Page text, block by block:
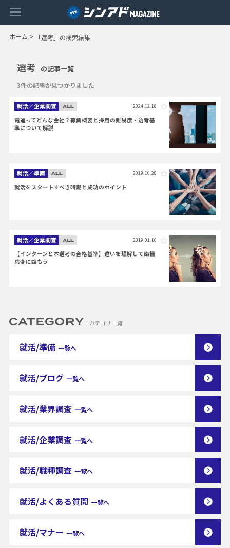
ホーム > 「選考」の検索結果
選考 の記事一覧
3件の記事が見つかりました
就活／企業調査 2024.12.18
電通ってどんな会社？募集概要と採用の難易度・選考基
準について解説
就活／準備 2019.10.28
就活をスタートすべき時期と成功のポイント
就活／企業調査 2019.01.16
【インターンと本選考の合格基準】違いを理解して臨機
応変に臨もう
カテゴリ一覧
就活/準備 一覧へ
就活/ブログ 一覧へ
就活/業界調査 一覧へ
就活/企業調査 一覧へ
就活/職種調査 一覧へ
就活/よくある質問 一覧へ
就活/マナー 一覧へ